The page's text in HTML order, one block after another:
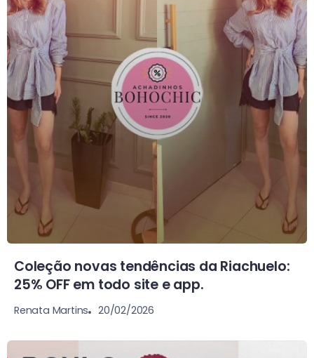
Coleção novas tendências da Riachuelo:
25% OFF em todo site e app.
Renata Martins 20/02/2026